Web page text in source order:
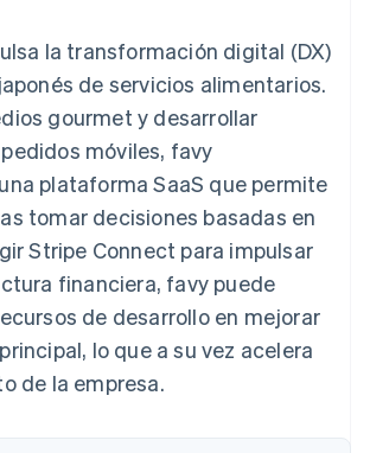
contable
Stripe Sigma
Informes
personalizados
Data Pipeline
Sincronización
de datos
Compras de
criptomoneda
integrables
SaaS
Por sector
Empresas de IA
Economía de los
creadores
Juegos
Hostelería, viajes y ocio
Medios de
comunicación y
entretenimiento
fines de lucro
Ofrecer cobro por
consumo
Emitir tarjetas
respaldadas por
monedas estables
Aprovisiona y gestiona
servicios con agentes
Recursos
aplicaciones
Ejemplos de código
Blog de
Estado de la API
Hoja de ruta del
producto
Conferencia anual
Sessions
Empleos
Sala de prensa
Stripe Press
Contacta con ventas
Conviértete en socio
la transformación digital (DX)
de servicios alimentarios.
gourmet y desarrollar
móviles, favy
plataforma SaaS que permite
tomar decisiones basadas en
Stripe Connect para impulsar
financiera, favy puede
de desarrollo en mejorar
lo que a su vez acelera
de la empresa.